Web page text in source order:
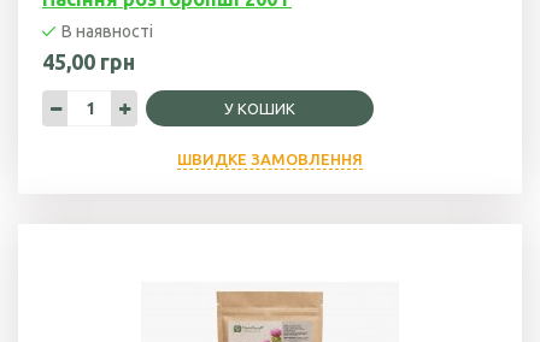
Гарбузова олія
Чорного кмину
олія
В наявності
45,00 грн
У КОШИК
ШВИДКЕ ЗАМОВЛЕННЯ